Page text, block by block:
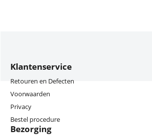
Klantenservice
Retouren en Defecten
Voorwaarden
Privacy
Bestel procedure
Bezorging